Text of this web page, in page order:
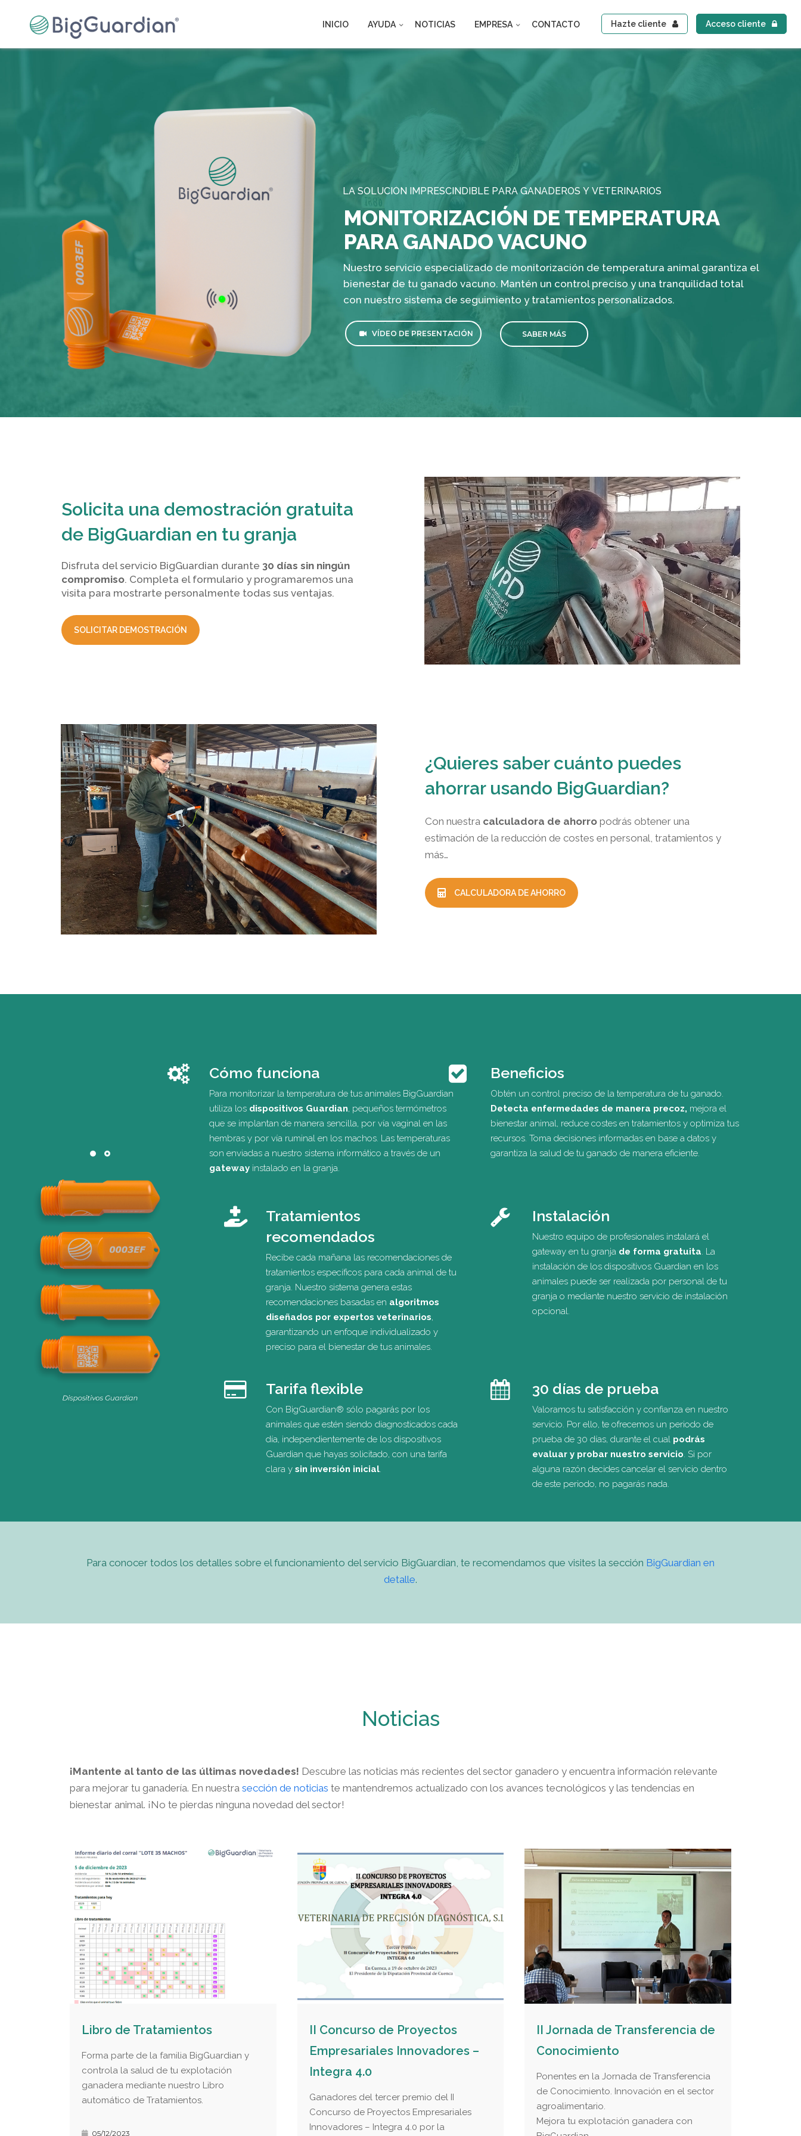
INICIO AYUDA NOTICIAS EMPRESA CONTACTO Hazte cliente Acceso cliente
LA SOLUCIÓN IMPRESCINDIBLE PARA GANADEROS Y VETERINARIOS
MONITORIZACIÓN DE TEMPERATURA
PARA GANADO VACUNO
Nuestro servicio especializado de monitorización de temperatura animal garantiza el
bienestar de tu ganado vacuno. Mantén un control preciso y una tranquilidad total
con nuestro sistema de seguimiento y tratamientos personalizados.
VÍDEO DE PRESENTACIÓN SABER MÁS
Solicita una demostración gratuita
de BigGuardian en tu granja
Disfruta del servicio BigGuardian durante 30 días sin ningún
compromiso. Completa el formulario y programaremos una
visita para mostrarte personalmente todas sus ventajas.
SOLICITAR DEMOSTRACIÓN
¿Quieres saber cuánto puedes
ahorrar usando BigGuardian?
Con nuestra calculadora de ahorro podrás obtener una
estimación de la reducción de costes en personal, tratamientos y
más…
CALCULADORA DE AHORRO
Cómo funciona
Para monitorizar la temperatura de tus animales BigGuardian
utiliza los dispositivos Guardian, pequeños termómetros
que se implantan de manera sencilla, por vía vaginal en las
hembras y por vía ruminal en los machos. Las temperaturas
son enviadas a nuestro sistema informático a través de un
gateway instalado en la granja.
Beneficios
Obtén un control preciso de la temperatura de tu ganado.
Detecta enfermedades de manera precoz, mejora el
bienestar animal, reduce costes en tratamientos y optimiza tus
recursos. Toma decisiones informadas en base a datos y
garantiza la salud de tu ganado de manera eficiente.
Tratamientos
recomendados
Recibe cada mañana las recomendaciones de
tratamientos específicos para cada animal de tu
granja. Nuestro sistema genera estas
recomendaciones basadas en algoritmos
diseñados por expertos veterinarios,
garantizando un enfoque individualizado y
preciso para el bienestar de tus animales.
Instalación
Nuestro equipo de profesionales instalará el
gateway en tu granja de forma gratuita. La
instalación de los dispositivos Guardian en los
animales puede ser realizada por personal de tu
granja o mediante nuestro servicio de instalación
opcional.
Tarifa flexible
Con BigGuardian® sólo pagarás por los
animales que estén siendo diagnosticados cada
día, independientemente de los dispositivos
Guardian que hayas solicitado, con una tarifa
clara y sin inversión inicial.
30 días de prueba
Valoramos tu satisfacción y confianza en nuestro
servicio. Por ello, te ofrecemos un periodo de
prueba de 30 días, durante el cual podrás
evaluar y probar nuestro servicio. Si por
alguna razón decides cancelar el servicio dentro
de este periodo, no pagarás nada.
Para conocer todos los detalles sobre el funcionamiento del servicio BigGuardian, te recomendamos que visites la sección BigGuardian en
detalle.
Noticias
¡Mantente al tanto de las últimas novedades! Descubre las noticias más recientes del sector ganadero y encuentra información relevante
para mejorar tu ganadería. En nuestra sección de noticias te mantendremos actualizado con los avances tecnológicos y las tendencias en
bienestar animal. ¡No te pierdas ninguna novedad del sector!
Libro de Tratamientos
Forma parte de la familia BigGuardian y
controla la salud de tu explotación
ganadera mediante nuestro Libro
automático de Tratamientos.
05/12/2023
II Concurso de Proyectos
Empresariales Innovadores –
Integra 4.0
Ganadores del tercer premio del II
Concurso de Proyectos Empresariales
Innovadores – Integra 4.0 por la
II Jornada de Transferencia de
Conocimiento
Ponentes en la Jornada de Transferencia
de Conocimiento. Innovación en el sector
agroalimentario.
Mejora tu explotación ganadera con